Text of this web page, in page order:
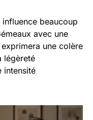
influence beaucoup
avec une
une colère
légèreté
intensité